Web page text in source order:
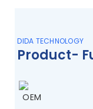
DIDA TECHNOLOGY
Product-